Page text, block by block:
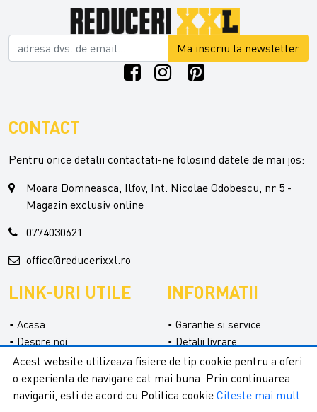
Ma inscriu la newsletter
CONTACT
Pentru orice detalii contactati-ne folosind datele de mai jos:
Moara Domneasca, Ilfov, Int. Nicolae Odobescu, nr 5 -
Magazin exclusiv online
0774030621
office@reducerixxl.ro
LINK-URI UTILE
Acasa
Despre noi
Categorii
Contact
Formular retur
INFORMATII
Garantie si service
Detalii livrare
Confidentialitate
Termeni si conditii
Acest website utilizeaza fisiere de tip cookie pentru a oferi
o experienta de navigare cat mai buna. Prin continuarea
navigarii, esti de acord cu Politica cookie Citeste mai mult